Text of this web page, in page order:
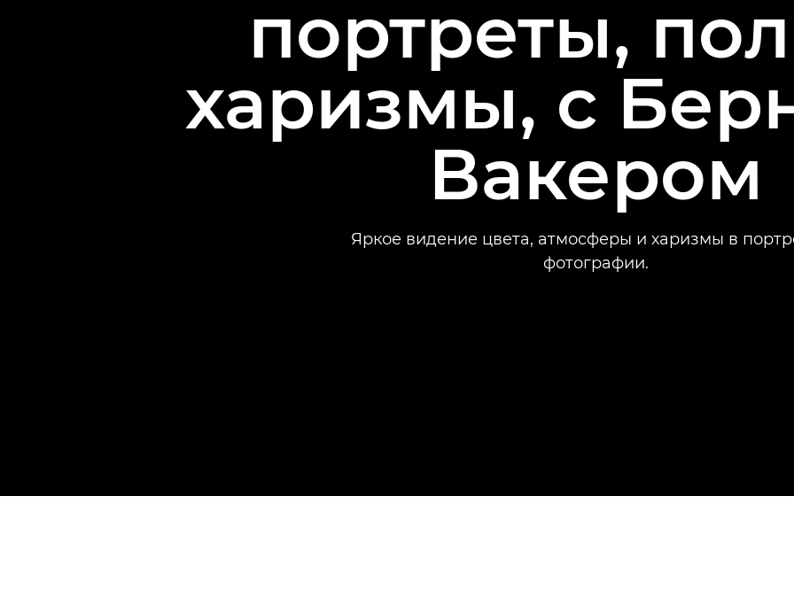
портреты,
харизмы, с
Вакером
Яркое видение цвета, атмосферы и харизмы в
фотографии.